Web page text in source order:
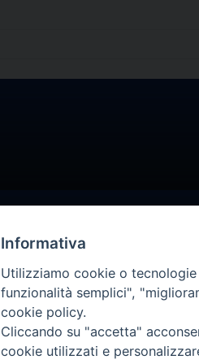
Informativa
Utilizziamo cookie o
funzionalità semplici",
cookie policy.
Cliccando su "accetta"
cookie utilizzati e